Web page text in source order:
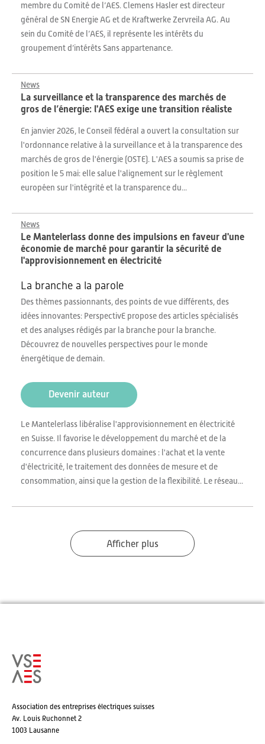
membre du Comité de l’AES. Clemens Hasler est directeur
général de SN Energie AG et de Kraftwerke Zervreila AG. Au
sein du Comité de l’AES, il représente les intérêts du
groupement d’intérêts Sans appartenance.
News
La surveillance et la transparence des marchés de
gros de l’énergie: l'AES exige une transition réaliste
En janvier 2026, le Conseil fédéral a ouvert la consultation sur
l'ordonnance relative à la surveillance et à la transparence des
marchés de gros de l'énergie (OSTE). L'AES a soumis sa prise de
position le 5 mai: elle salue l'alignement sur le règlement
européen sur l'intégrité et la transparence du...
News
Le Mantelerlass donne des impulsions en faveur d'une
économie de marché pour garantir la sécurité de
l'approvisionnement en électricité
La branche a la parole
Des thèmes passionnants, des points de vue différents, des
idées innovantes: PerspectivE propose des articles spécialisés
et des analyses rédigés par la branche pour la branche.
Découvrez de nouvelles perspectives pour le monde
énergétique de demain.
Devenir auteur
Le Mantelerlass libéralise l'approvisionnement en électricité
en Suisse. Il favorise le développement du marché et de la
concurrence dans plusieurs domaines : l'achat et la vente
d'électricité, le traitement des données de mesure et de
consommation, ainsi que la gestion de la flexibilité. Le réseau...
Afficher plus
Association des entreprises électriques suisses
Av. Louis Ruchonnet 2
1003 Lausanne